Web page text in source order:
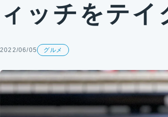
ィッチをテイ
2022/06/05 グルメ